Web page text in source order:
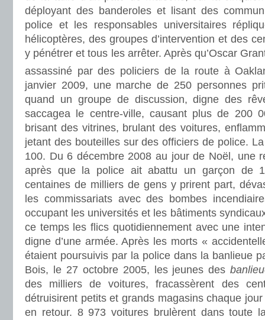
déployant des banderoles et lisant des
police et les responsables universitaires
hélicoptères, des groupes d’intervention et des
y pénétrer et tous les arrêter. Après qu’Oscar
assassiné par des policiers de la route à
janvier 2009, une marche de 250 personnes
quand un groupe de discussion, digne des
saccagea le centre-ville, causant plus de 200
brisant des vitrines, brulant des voitures,
jetant des bouteilles sur des officiers de police.
100. Du 6 décembre 2008 au jour de Noël, une
après que la police ait abattu un garçon de
centaines de milliers de gens y prirent part,
les commissariats avec des bombes
occupant les universités et les bâtiments
ce temps les flics quotidiennement avec une
digne d’une armée. Après les morts «
étaient poursuivis par la police dans la banlieue
Bois, le 27 octobre 2005, les jeunes des
des milliers de voitures, fracassèrent des
détruisirent petits et grands magasins chaque
en retour. 8 973 voitures brulèrent dans toute